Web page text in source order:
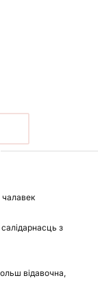
чалавек
з
відавочна,